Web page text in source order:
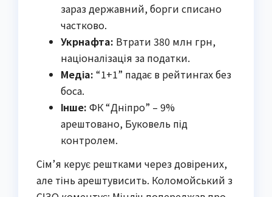
зараз державний, борги списано
частково.
Укрнафта: Втрати 380 млн грн,
націоналізація за податки.
Медіа: “1+1” падає в рейтингах без
боса.
Інше: ФК “Дніпро” – 9%
арештовано, Буковель під
контролем.
Сім’я керує рештками через довірених,
але тінь арештувисить. Коломойський з